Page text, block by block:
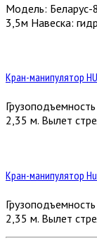
Модель:
3,5м Навеска:
Кран-манипулятор
2,35 м. Вылет
Кран-манипулятор
2,35 м. Вылет